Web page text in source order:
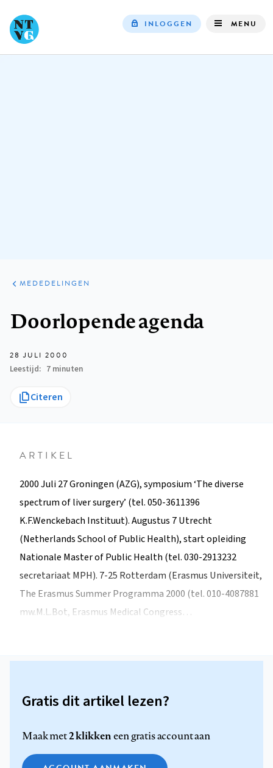
INLOGGEN MENU
ARTIKELEN
VARIA
MEDEDELINGEN
Doorlopende agenda
28 JULI 2000
Leestijd
7 minuten
Citeren
ARTIKEL
2000 Juli 27 Groningen (AZG), symposium ‘The diverse
spectrum of liver surgery’ (tel. 050-3611396
K.F.Wenckebach Instituut). Augustus 7 Utrecht
(Netherlands School of Public Health), start opleiding
Nationale Master of Public Health (tel. 030-2913232
secretariaat MPH). 7-25 Rotterdam (Erasmus Universiteit,
The Erasmus Summer Programma 2000 (tel. 010-4087881
mw.M.L.Bot, Erasmus Medical Congress…
Gratis dit artikel lezen?
Maak met2 klikkeneen gratis account aan